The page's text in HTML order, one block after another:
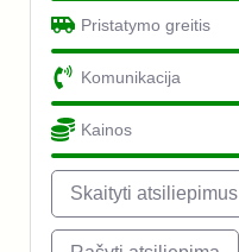
Pristatymo greitis
Komunikacija
Kainos
Skaityti atsiliepimus